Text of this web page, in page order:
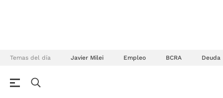
Temas del día Javier Milei Empleo BCRA Deuda